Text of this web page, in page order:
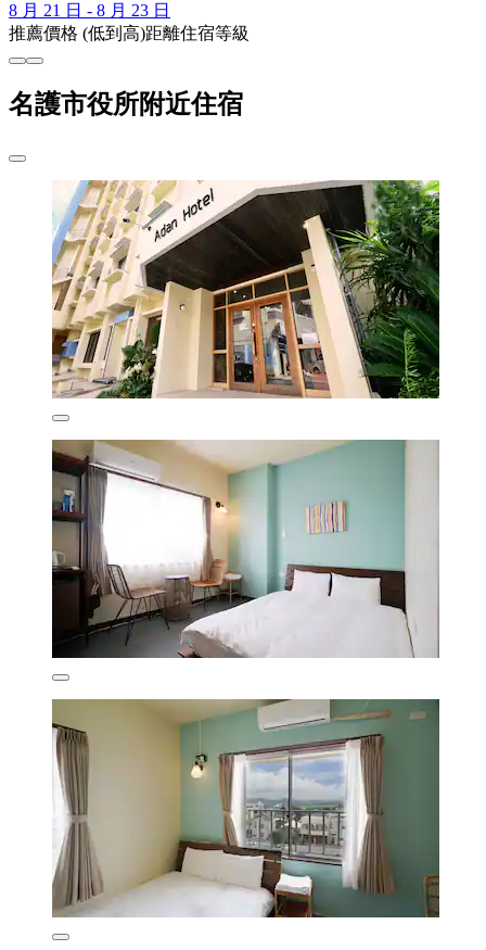
8 月 21 日 - 8 月 23 日
推薦價格 (低到高)距離住宿等級
名護市役所附近住宿